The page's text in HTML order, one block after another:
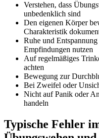
Verstehen, dass
unbedenklich sind
Den eigenen Körper
Charakteristik
Ruhe und
Empfindungen nutzen
Auf regelmäßiges
achten
Bewegung zur
Bei Zweifel oder
Nicht auf Panik oder
handeln
Typische Fehler